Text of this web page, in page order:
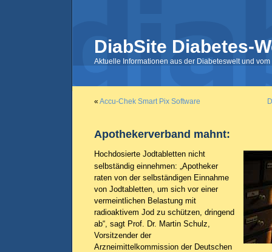
DiabSite Diabetes-
Aktuelle Informationen aus der Diabeteswelt und
« Accu-Chek Smart Pix Software
Apothekerverband mahnt:
Hochdosierte Jodtabletten nicht
selbständig einnehmen: „Apotheker
raten von der selbständigen Einnahme
von Jodtabletten, um sich vor einer
vermeintlichen Belastung mit
radioaktivem Jod zu schützen, dringend
ab“, sagt Prof. Dr. Martin Schulz,
Vorsitzender der
Arzneimittelkommission der Deutschen